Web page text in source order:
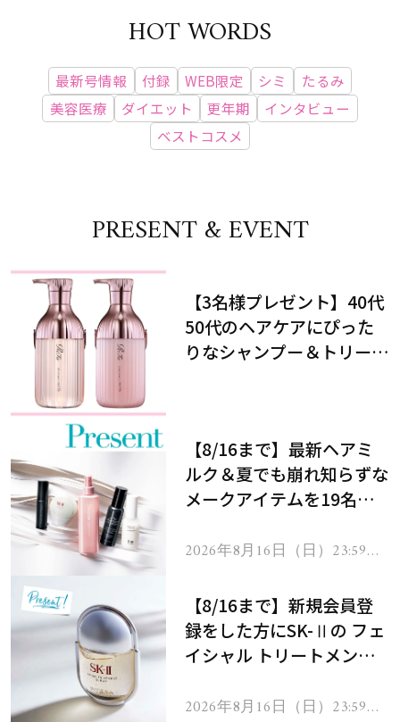
HOT WORDS
最新号情報 付録 WEB限定 シミ
たるみ
美容医療
ダイエット 更年期
インタビュー
ベストコスメ
PRESENT & EVENT
【3名様プレゼント】40代
50代のヘアケアにぴった
りなシャンプー＆トリート
【8/16まで】最新ヘアミ
ルク＆夏でも崩れ知らずな
メークアイテムを19名様
2026年8月16日（日）23:59ま
【8/16まで】新規会員登
録をした方にSK-Ⅱの フェ
イシャル トリートメント
2026年8月16日（日）23:59ま